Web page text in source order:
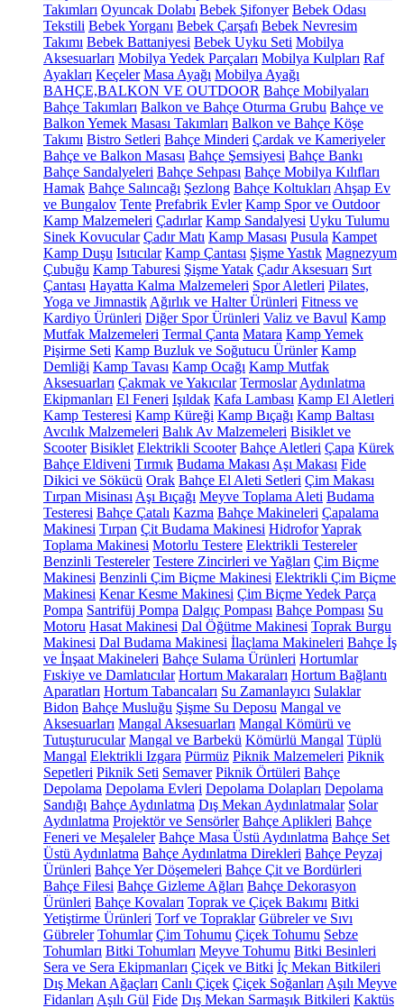
Takımları Oyuncak Dolabı Bebek Şifonyer Bebek Odası
Tekstili Bebek Yorganı Bebek Çarşafı Bebek Nevresim
Takımı Bebek Battaniyesi Bebek Uyku Seti Mobilya
Aksesuarları Mobilya Yedek Parçaları Mobilya Kulpları Raf
Ayakları Keçeler Masa Ayağı Mobilya Ayağı
BAHÇE,BALKON VE OUTDOOR Bahçe Mobilyaları
Bahçe Takımları Balkon ve Bahçe Oturma Grubu Bahçe ve
Balkon Yemek Masası Takımları Balkon ve Bahçe Köşe
Takımı Bistro Setleri Bahçe Minderi Çardak ve Kameriyeler
Bahçe ve Balkon Masası Bahçe Şemsiyesi Bahçe Bankı
Bahçe Sandalyeleri Bahçe Sehpası Bahçe Mobilya Kılıfları
Hamak Bahçe Salıncağı Şezlong Bahçe Koltukları Ahşap Ev
ve Bungalov Tente Prefabrik Evler Kamp Spor ve Outdoor
Kamp Malzemeleri Çadırlar Kamp Sandalyesi Uyku Tulumu
Sinek Kovucular Çadır Matı Kamp Masası Pusula Kampet
Kamp Duşu Isıtıcılar Kamp Çantası Şişme Yastık Magnezyum
Çubuğu Kamp Taburesi Şişme Yatak Çadır Aksesuarı Sırt
Çantası Hayatta Kalma Malzemeleri Spor Aletleri Pilates,
Yoga ve Jimnastik Ağırlık ve Halter Ürünleri Fitness ve
Kardiyo Ürünleri Diğer Spor Ürünleri Valiz ve Bavul Kamp
Mutfak Malzemeleri Termal Çanta Matara Kamp Yemek
Pişirme Seti Kamp Buzluk ve Soğutucu Ürünler Kamp
Demliği Kamp Tavası Kamp Ocağı Kamp Mutfak
Aksesuarları Çakmak ve Yakıcılar Termoslar Aydınlatma
Ekipmanları El Feneri Işıldak Kafa Lambası Kamp El Aletleri
Kamp Testeresi Kamp Küreği Kamp Bıçağı Kamp Baltası
Avcılık Malzemeleri Balık Av Malzemeleri Bisiklet ve
Scooter Bisiklet Elektrikli Scooter Bahçe Aletleri Çapa Kürek
Bahçe Eldiveni Tırmık Budama Makası Aşı Makası Fide
Dikici ve Sökücü Orak Bahçe El Aleti Setleri Çim Makası
Tırpan Misinası Aşı Bıçağı Meyve Toplama Aleti Budama
Testeresi Bahçe Çatalı Kazma Bahçe Makineleri Çapalama
Makinesi Tırpan Çit Budama Makinesi HidroforYaprak
Toplama Makinesi Motorlu Testere Elektrikli Testereler
Benzinli Testereler Testere Zincirleri ve Yağları Çim Biçme
Makinesi Benzinli Çim Biçme Makinesi Elektrikli Çim Biçme
Makinesi Kenar Kesme Makinesi Çim Biçme Yedek Parça
Pompa Santrifüj Pompa Dalgıç Pompası Bahçe Pompası Su
Motoru Hasat Makinesi Dal Öğütme Makinesi Toprak Burgu
Makinesi Dal Budama Makinesi İlaçlama Makineleri Bahçe İş
ve İnşaat Makineleri Bahçe Sulama Ürünleri Hortumlar
Fıskiye ve Damlatıcılar Hortum Makaraları Hortum Bağlantı
Aparatları Hortum Tabancaları Su Zamanlayıcı Sulaklar
Bidon Bahçe Musluğu Şişme Su Deposu Mangal ve
Aksesuarları Mangal Aksesuarları Mangal Kömürü ve
Tutuşturucular Mangal ve Barbekü Kömürlü Mangal Tüplü
Mangal Elektrikli Izgara Pürmüz Piknik Malzemeleri Piknik
Sepetleri Piknik Seti Semaver Piknik Örtüleri Bahçe
Depolama Depolama Evleri Depolama Dolapları Depolama
Sandığı Bahçe Aydınlatma Dış Mekan Aydınlatmalar Solar
Aydınlatma Projektör ve Sensörler Bahçe Aplikleri Bahçe
Feneri ve Meşaleler Bahçe Masa Üstü Aydınlatma Bahçe Set
Üstü Aydınlatma Bahçe Aydınlatma Direkleri Bahçe Peyzaj
Ürünleri Bahçe Yer Döşemeleri Bahçe Çit ve Bordürleri
Bahçe Filesi Bahçe Gizleme Ağları Bahçe Dekorasyon
Ürünleri Bahçe Kovaları Toprak ve Çiçek Bakımı Bitki
Yetiştirme Ürünleri Torf ve Topraklar Gübreler ve Sıvı
Gübreler Tohumlar Çim Tohumu Çiçek Tohumu Sebze
Tohumları Bitki Tohumları Meyve Tohumu Bitki Besinleri
Sera ve Sera Ekipmanları Çiçek ve Bitki İç Mekan Bitkileri
Dış Mekan Ağaçları Canlı Çiçek Çiçek Soğanları Aşılı Meyve
Fidanları Aşılı Gül Fide Dış Mekan Sarmaşık Bitkileri Kaktüs